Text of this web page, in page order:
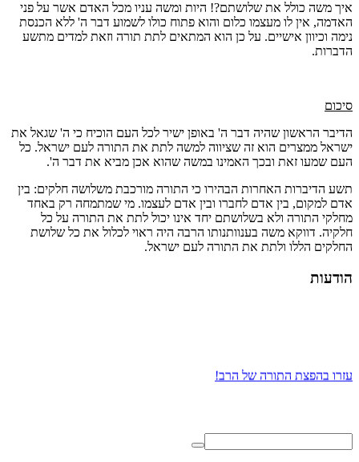
איך משה כולל את שלושתם?! היות ומשה עניו מכל האדם אשר על פני
האדמה, אין לו מעצמו כלום והוא פתוח כולו לשמוע דבר ה' ללא הכנסת
נימה וכיוון אישיים. על כן הוא המתאים לתת תורה וזאת למדים מתשע
הדברות.
סיכום
הדיבר הראשון שהיה דבר ה' באופן ישיר לכל העם הוכיח כי ה' שגאל את
ישראל ממצרים הוא זה שציווה למשה לתת את התורה לעם ישראל. כל
העם שמעו זאת ובכך האמינו במשה שהוא אכן מביא את דבר ה'.
תשע הדיברות האחרות הבהירו כי התורה מורכבת משלושה חלקים: בין
אדם למקום, בין אדם לחברו ובין אדם לעצמו. מי שמתמחה רק באחד
מחלקי התורה ולא בשלושתם יחד אינו יכול לתת את התורה על כל
חלקיה. דווקא משה בענוותנותו הרבה היה ראוי לכלול את כל שלושת
החלקים הללו ולתת את התורה לעם ישראל.
הודעות
עזרו בהפצת התורה של הרב!